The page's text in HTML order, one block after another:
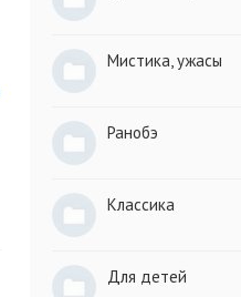
Мистика, ужасы
Ранобэ
Классика
Для детей